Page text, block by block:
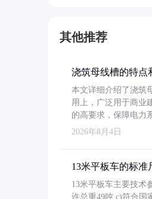
其他推荐
浇筑母线槽的特点
本文详细介绍了浇筑
用上，广泛用于商业
的高要求，保障电力
2026年8月4日
13米平板车的标准
13米平板车主要技术
许总重49吨 c)符合国